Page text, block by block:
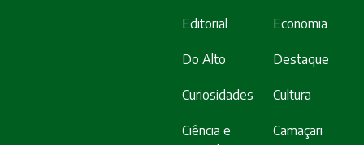
Editorial Economia
Do Alto Destaque
Curiosidades Cultura
Ciência e
Camaçari